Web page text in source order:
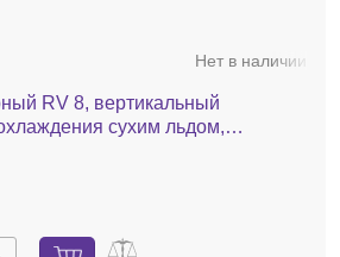
Нет в наличии
RV 8, вертикальный
сухим льдом,